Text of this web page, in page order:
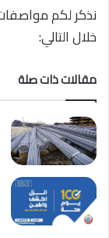
خلال التالي:
مقالات ذات صلة